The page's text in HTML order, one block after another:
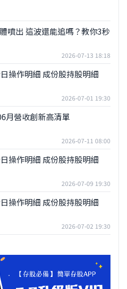
噴出 這波還能追嗎？教你3秒
2026-07-13 18:18
操作明細 成份股持股明細
2026-07-01 19:30
月營收創新高清單
2026-07-11 08:00
操作明細 成份股持股明細
2026-07-09 19:30
操作明細 成份股持股明細
2026-07-02 19:30